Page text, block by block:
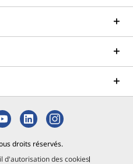
droits réservés.
d'autorisation des cookies